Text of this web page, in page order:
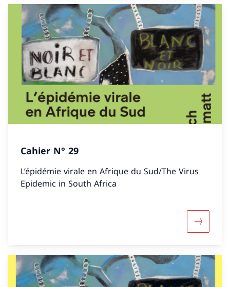
Cahier N° 29
L’épidémie virale en Afrique du Sud/The Virus
Epidemic in South Africa
Mehr